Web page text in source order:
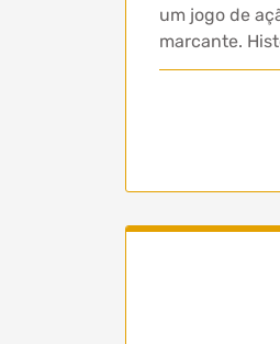
um jogo de
marcante.